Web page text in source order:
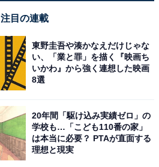
注目の連載
東野圭吾や湊かなえだけじゃな
い、「業と罪」を描く『映画ち
いかわ』から強く連想した映画
8選
20年間「駆け込み実績ゼロ」の
学校も…「こども110番の家」
は本当に必要？ PTAが直面する
理想と現実